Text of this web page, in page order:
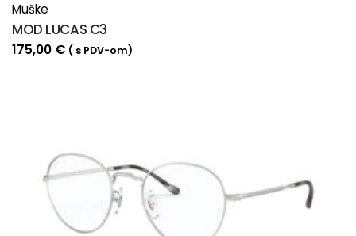
Muške
MOD LUCAS C3
175,00 € ( s PDV-om)